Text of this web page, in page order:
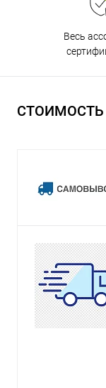
Весь